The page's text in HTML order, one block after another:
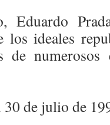
Eduardo
los ideales
de numerosos
de julio de